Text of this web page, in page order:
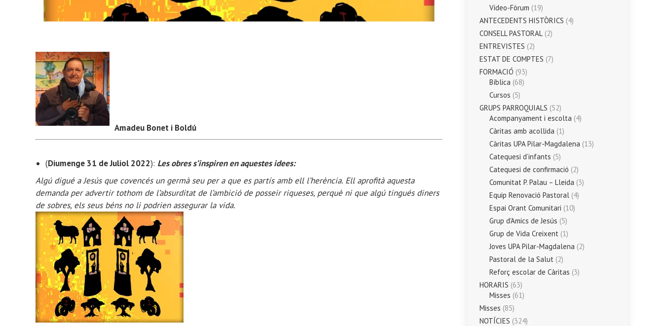
Amadeu Bonet i Boldú
(Diumenge 31 de Juliol 2022): Les obres s’inspiren en aquestes idees:
Algú digué a Jesús que covencés un germà seu per a que es partís amb ell l’herència. Ell aprofità aquesta
demanda per advertir tothom de l’absurditat de l’ambició de posseir riqueses, perquè ni que algú tingués diners
de sobres, els seus béns no li podrien assegurar la vida.
Vídeo-Fòrum (19)
ANTECEDENTS HISTÒRICS (4)
CONSELL PASTORAL (2)
ENTREVISTES (2)
ESTAT DE COMPTES (7)
FORMACIÓ (93)
Bíblica (68)
Cursos (5)
GRUPS PARROQUIALS (52)
Acompanyament i escolta (4)
Càritas amb acollida (1)
Càritas UPA Pilar-Magdalena (13)
Catequesi d’infants (5)
Catequesi de confirmació (2)
Comunitat P. Palau – Lleida (3)
Equip Renovació Pastoral (4)
Espai Orant Comunitari (10)
Grup d'Amics de Jesús (5)
Grup de Vida Creixent (1)
Joves UPA Pilar-Magdalena (2)
Pastoral de la Salut (2)
Reforç escolar de Càritas (3)
HORARIS (63)
Misses (61)
Misses (85)
NOTÍCIES (324)